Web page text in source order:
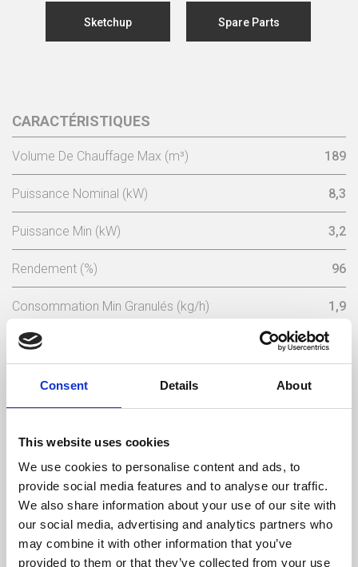
Consent Details About
This website uses cookies
We use cookies to personalise content and ads, to
provide social media features and to analyse our traffic.
We also share information about your use of our site with
our social media, advertising and analytics partners who
may combine it with other information that you’ve
provided to them or that they’ve collected from your use
Sketchup Spare Parts
CARACTÉRISTIQUES
Volume De Chauffage Max (m³) 189
Puissance Nominal (kW) 8,3
Puissance Min (kW) 3,2
Rendement (%) 96
Consommation Min Granulés (kg/h) 1,9
Consumo Mínimo Pellet (kg/h) 0,7
Capacité Du Réservoir A Granulés (Kg)
Dépression Nécessaire Dans La Cheminée (pa)
Niveau Bruit Maximum (Db) 48,2